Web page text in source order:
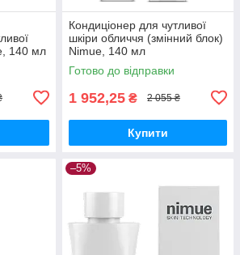
140 мл
Кондиціонер для чутливої
шкіри обличчя (змінний блок)
Nimue, 140 мл
Готово до відправки
1 952,25 ₴ 2 055 ₴
Купити
–5%